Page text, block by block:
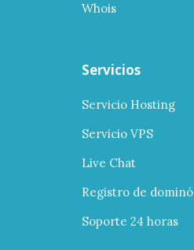
Whois
Servicios
Servicio Hosting
Servicio VPS
Live Chat
Registro de dominó
Soporte 24 horas